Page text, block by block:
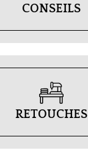
CONSEILS
RETOUCHES